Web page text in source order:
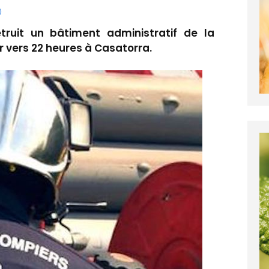
un bâtiment administratif de la
22 heures à Casatorra.